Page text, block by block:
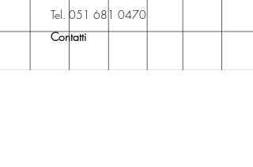
Popolo 3, 40017
San Giovanni in Persiceto (BO).
Tel. 051 681 0470
Contatti